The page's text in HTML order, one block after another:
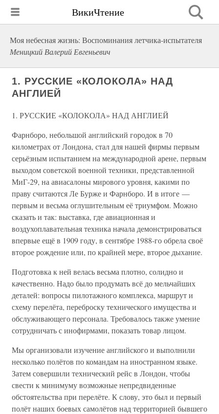
ВикиЧтение
Моя небесная жизнь: Воспоминания летчика-испытателя
Меницкий Валерий Евгеньевич
1. РУССКИЕ «КОЛОКОЛА» НАД
АНГЛИЕЙ
1. РУССКИЕ «КОЛОКОЛА» НАД АНГЛИЕЙ
Фарнборо, небольшой английский городок в 70
километрах от Лондона, стал для нашей фирмы первым
серьёзным испытанием на международной арене, первым
выходом советской военной техники, представленной
МиГ-29, на авиасалоны мирового уровня, какими по
праву считаются Ле Бурже и Фарнборо. И в итоге —
первым и весьма оглушительным её триумфом. Можно
сказать и так: выставка, где авиационная и
воздухоплавательная техника начала демонстрироваться
впервые ещё в 1909 году, в сентябре 1988-го обрела своё
второе рождение или, по крайней мере, второе дыхание.
Подготовка к ней велась весьма плотно, солидно и
качественно. Надо было продумать всё до мельчайших
деталей: вопросы пилотажного комплекса, маршрут и
схему перелёта, переброску технического имущества и
обслуживающего персонала. Требовалось также умение
сотрудничать с инофирмами, показать товар лицом.
Мы организовали изучение английского и выполнили
несколько полётов по командам на иностранном языке.
Затем совершили технический рейс в Лондон, чтобы
свести к минимуму возможные непредвиденные
обстоятельства при перелёте. К слову, это был и первый
полёт наших боевых самолётов над территорией бывшего